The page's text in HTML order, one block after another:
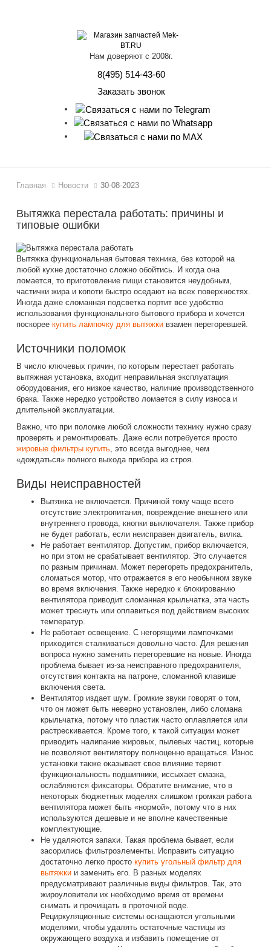
Нам доверяют с 2008г.
8(495) 514-43-60
Заказать звонок
Главная Новости 30-08-2023
Вытяжка перестала работать: причины и
типовые ошибки
Вытяжка функциональная бытовая техника, без которой на
любой кухне достаточно сложно обойтись. И когда она
ломается, то приготовление пищи становится неудобным,
частички жира и копоти быстро оседают на всех поверхностях.
Иногда даже сломанная подсветка портит все удобство
использования функционального бытового прибора и хочется
поскорее купить лампочку для вытяжки взамен перегоревшей.
Источники поломок
В число ключевых причин, по которым перестает работать
вытяжная установка, входит неправильная эксплуатация
оборудования, его низкое качество, наличие производственного
брака. Также нередко устройство ломается в силу износа и
длительной эксплуатации.
Важно, что при поломке любой сложности технику нужно сразу
проверять и ремонтировать. Даже если потребуется просто
жировые фильтры купить, это всегда выгоднее, чем
«дождаться» полного выхода прибора из строя.
Виды неисправностей
Вытяжка не включается. Причиной тому чаще всего
отсутствие электропитания, повреждение внешнего или
внутреннего провода, кнопки выключателя. Также прибор
не будет работать, если неисправен двигатель, вилка.
Не работает вентилятор. Допустим, прибор включается,
но при этом не срабатывает вентилятор. Это случается
по разным причинам. Может перегореть предохранитель,
сломаться мотор, что отражается в его необычном звуке
во время включения. Также нередко к блокированию
вентилятора приводит сломанная крыльчатка, эта часть
может треснуть или оплавиться под действием высоких
температур.
Не работает освещение. С негорящими лампочками
приходится сталкиваться довольно часто. Для решения
вопроса нужно заменить перегоревшие на новые. Иногда
проблема бывает из-за неисправного предохранителя,
отсутствия контакта на патроне, сломанной клавише
включения света.
Вентилятор издает шум. Громкие звуки говорят о том,
что он может быть неверно установлен, либо сломана
крыльчатка, потому что пластик часто оплавляется или
растрескивается. Кроме того, к такой ситуации может
приводить налипание жировых, пылевых частиц, которые
не позволяют вентилятору полноценно вращаться. Износ
установки также оказывает свое влияние теряют
функциональность подшипники, иссыхает смазка,
ослабляются фиксаторы. Обратите внимание, что в
некоторых бюджетных моделях слишком громкая работа
вентилятора может быть «нормой», потому что в них
используются дешевые и не вполне качественные
комплектующие.
Не удаляются запахи. Такая проблема бывает, если
засорились фильтроэлементы. Исправить ситуацию
достаточно легко просто купить угольный фильтр для
вытяжки и заменить его. В разных моделях
предусматривают различные виды фильтров. Так, это
жироуловители их необходимо время от времени
снимать и прочищать в проточной воде.
Рециркуляционные системы оснащаются угольными
моделями, чтобы удалять остаточные частицы из
окружающего воздуха и избавить помещение от